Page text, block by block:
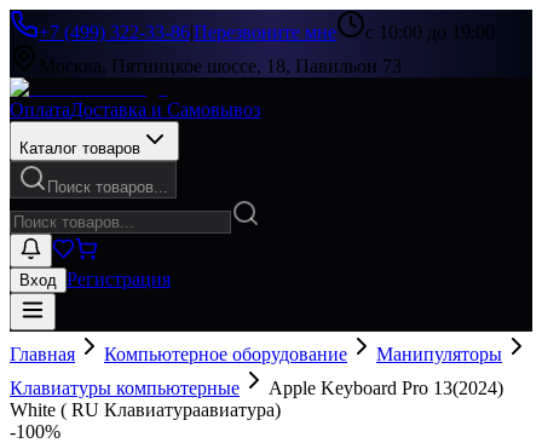
+7 (499) 322-33-86|Перезвоните мне
с 10:00 до 19:00
Москва, Пятницкое шоссе, 18, Павильон 73
ОплатаДоставка и Самовывоз
Каталог товаров
Поиск товаров...
Вход Регистрация
Главная Компьютерное оборудование
Манипуляторы
Клавиатуры компьютерные
Apple Keyboard Pro 13(2024)
White ( RU Клавиатураавиатура)
-100%